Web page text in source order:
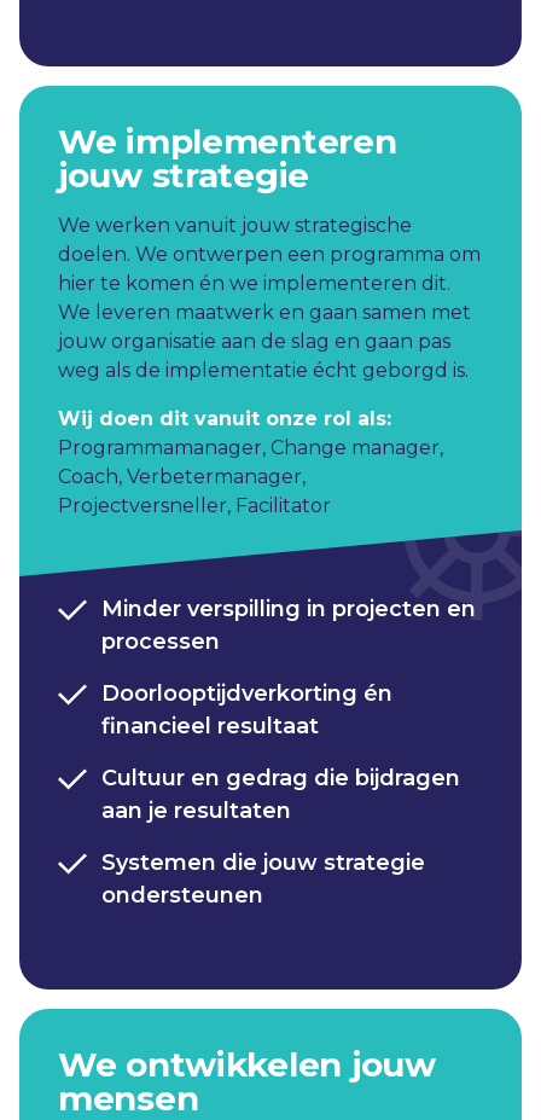
We implementeren
jouw strategie
We werken vanuit jouw strategische
doelen. We ontwerpen een programma om
hier te komen én we implementeren dit.
We leveren maatwerk en gaan samen met
jouw organisatie aan de slag en gaan pas
weg als de implementatie écht geborgd is.
Wij doen dit vanuit onze rol als:
Programmamanager, Change manager,
Coach, Verbetermanager,
Projectversneller, Facilitator
Minder verspilling in projecten en
processen​
Doorlooptijdverkorting én
financieel resultaat​
Cultuur en gedrag die bijdragen
aan je resultaten​
Systemen die jouw strategie
ondersteunen​
We ontwikkelen jouw
mensen